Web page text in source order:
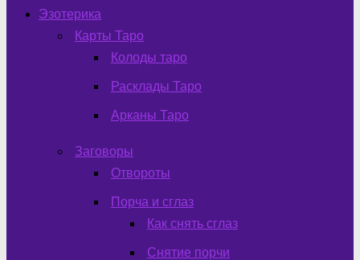
Эзотерика
Карты Таро
Колоды таро
Расклады Таро
Арканы Таро
Заговоры
Отвороты
Порча и сглаз
Как снять сглаз
Снятие порчи